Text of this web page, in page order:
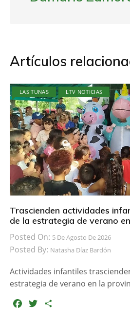
Artículos
LAS TUNAS LTV NOTICIAS
Trascienden actividades
de la estrategia de verano
Posted On: 5 De Agosto De 2026
Posted By: Natasha Díaz Bardón
Actividades infantiles
estrategia de verano en la